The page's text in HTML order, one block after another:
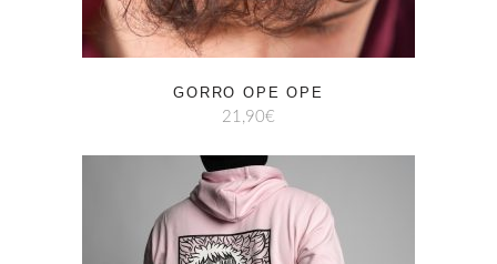
GORRO OPE OPE
21,90€